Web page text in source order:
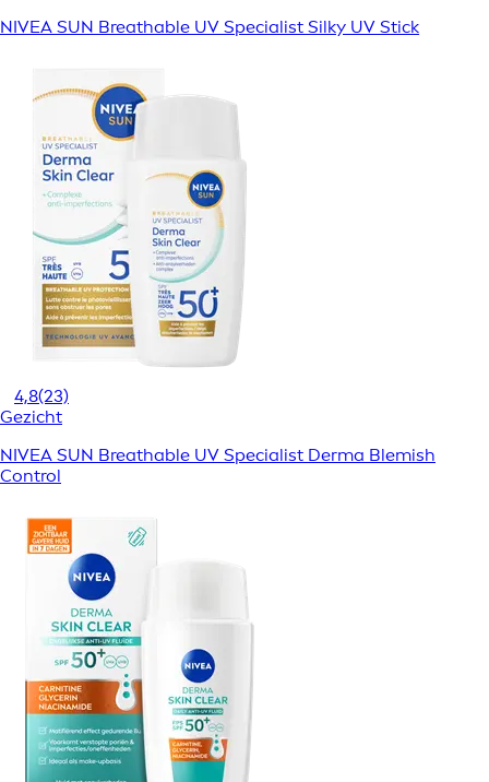
NIVEA SUN Breathable UV Specialist Silky UV Stick
4,8(23)
Gezicht
NIVEA SUN Breathable UV Specialist Derma Blemish
Control